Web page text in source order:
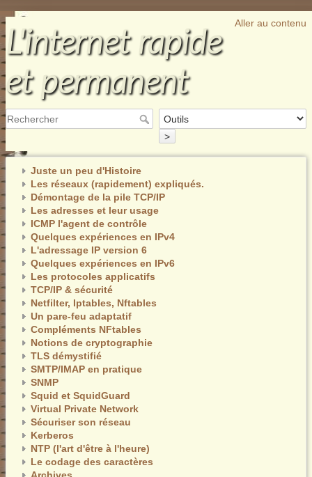
Aller au contenu
L'internet rapide
et permanent
>
Juste un peu d'Histoire
Les réseaux (rapidement) expliqués.
Démontage de la pile TCP/IP
Les adresses et leur usage
ICMP l'agent de contrôle
Quelques expériences en IPv4
L'adressage IP version 6
Quelques expériences en IPv6
Les protocoles applicatifs
TCP/IP & sécurité
Netfilter, Iptables, Nftables
Un pare-feu adaptatif
Compléments NFtables
Notions de cryptographie
TLS démystifié
SMTP/IMAP en pratique
SNMP
Squid et SquidGuard
Virtual Private Network
Sécuriser son réseau
Kerberos
NTP (l'art d'être à l'heure)
Le codage des caractères
Archives